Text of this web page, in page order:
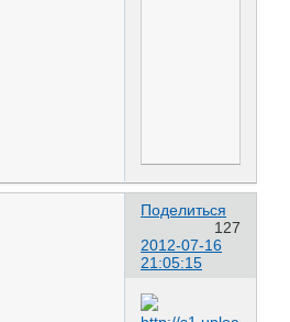
Поделиться
127
2012-07-16
21:05:15